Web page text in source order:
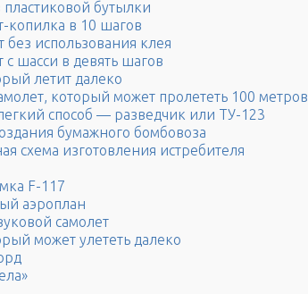
бутылки
копилка в 10 шагов
без использования клея
с шасси в девять шагов
летит далеко
который может пролететь 100 метров
способ — разведчик или ТУ-123
бумажного бомбовоза
схема изготовления истребителя
F-117
аэроплан
самолет
может улететь далеко